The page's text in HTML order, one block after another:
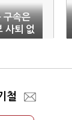
구속은
사퇴 없
철